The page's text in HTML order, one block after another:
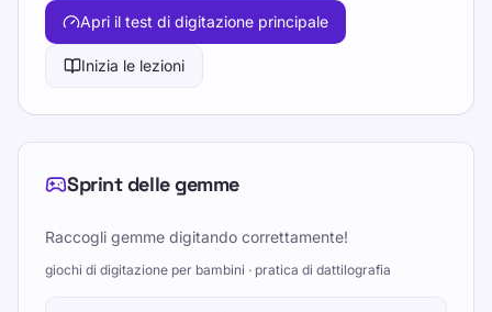
Apri il test di digitazione principale
Inizia le lezioni
Sprint delle gemme
Raccogli gemme digitando correttamente!
giochi di digitazione per bambini · pratica di dattilografia